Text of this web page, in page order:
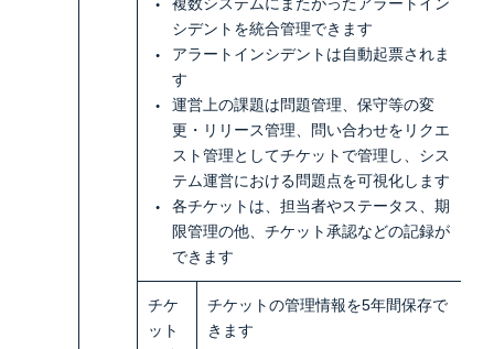
シデントを統合管理できます
アラートインシデントは自動起票されま
す
運営上の課題は問題管理、保守等の変
更・リリース管理、問い合わせをリクエ
スト管理としてチケットで管理し、シス
テム運営における問題点を可視化します
各チケットは、担当者やステータス、期
限管理の他、チケット承認などの記録が
できます
チケ
ット
チケットの管理情報を5年間保存で
きます